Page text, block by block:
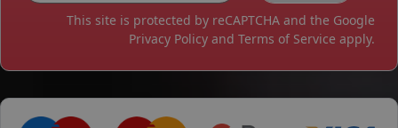
This site is protected by reCAPTCHA and the Google
Privacy Policy and Terms of Service apply.